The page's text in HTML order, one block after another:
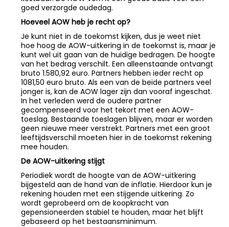
goed verzorgde oudedag.
Hoeveel AOW heb je recht op?
Je kunt niet in de toekomst kijken, dus je weet niet
hoe hoog de AOW-uitkering in de toekomst is, maar je
kunt wel uit gaan van de huidige bedragen. De hoogte
van het bedrag verschilt. Een alleenstaande ontvangt
bruto 1.580,92 euro. Partners hebben ieder recht op
1081,50 euro bruto. Als een van de beide partners veel
jonger is, kan de AOW lager zijn dan vooraf ingeschat.
In het verleden werd de oudere partner
gecompenseerd voor het tekort met een AOW-
toeslag. Bestaande toeslagen blijven, maar er worden
geen nieuwe meer verstrekt. Partners met een groot
leeftijdsverschil moeten hier in de toekomst rekening
mee houden.
De AOW-uitkering stijgt
Periodiek wordt de hoogte van de AOW-uitkering
bijgesteld aan de hand van de inflatie. Hierdoor kun je
rekening houden met een stijgende uitkering. Zo
wordt geprobeerd om de koopkracht van
gepensioneerden stabiel te houden, maar het blijft
gebaseerd op het bestaansminimum.